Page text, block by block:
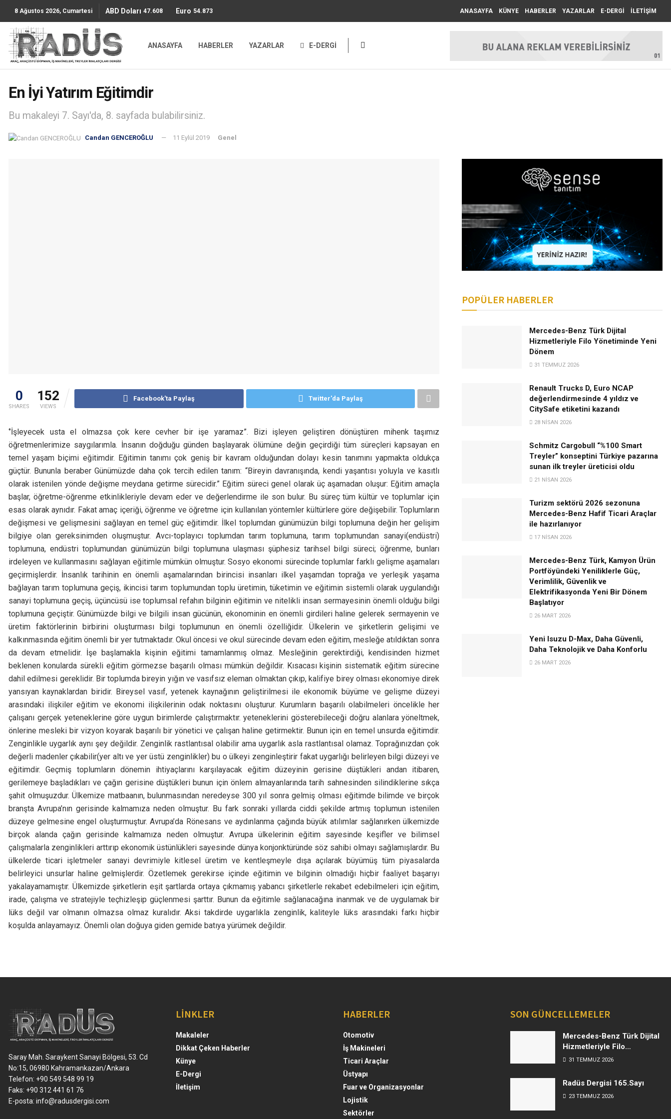
8 Ağustos 2026, Cumartesi ABD Doları 47.6085 Euro 54.8736 ANASAYFA KÜNYE HABERLER YAZARLAR E-DERGİ İLETİŞİM
ANASAYFA HABERLER YAZARLAR E-DERGİ
En İyi Yatırım Eğitimdir
Bu makaleyi 7. Sayı'da, 8. sayfada bulabilirsiniz.
Candan GENCEROĞLU 11 Eylül 2019 Genel
0
SHARES
152
VIEWS
Facebook'ta Paylaş Twitter'da Paylaş
‘’İşleyecek usta el olmazsa çok kere cevher bir işe yaramaz”. Bizi işleyen geliştiren dönüştüren mihenk taşımız
öğretmenlerimize saygılarımla. İnsanın doğduğu günden başlayarak ölümüne değin geçirdiği tüm süreçleri kapsayan en
temel yaşam biçimi eğitimdir. Eğitimin tanımı çok geniş bir kavram olduğundan dolayı kesin tanımını yapmakta oldukça
güçtür. Bununla beraber Günümüzde daha çok tercih edilen tanım: “Bireyin davranışında, kendi yaşantısı yoluyla ve kasıtlı
olarak istenilen yönde değişme meydana getirme sürecidir.” Eğitim süreci genel olarak üç aşamadan oluşur: Eğitim amaçla
başlar, öğretme-öğrenme etkinlikleriyle devam eder ve değerlendirme ile son bulur. Bu süreç tüm kültür ve toplumlar için
esas olarak aynıdır. Fakat amaç içeriği, öğrenme ve öğretme için kullanılan yöntemler kültürlere göre değişebilir. Toplumların
değişmesi ve gelişmesini sağlayan en temel güç eğitimdir. İlkel toplumdan günümüzün bilgi toplumuna değin her gelişim
bilgiye olan gereksinimden oluşmuştur. Avcı-toplayıcı toplumdan tarım toplumuna, tarım toplumundan sanayi(endüstri)
toplumuna, endüstri toplumundan günümüzün bilgi toplumuna ulaşması şüphesiz tarihsel bilgi süreci; öğrenme, bunları
irdeleyen ve kullanmasını sağlayan eğitimle mümkün olmuştur. Sosyo ekonomi sürecinde toplumlar farklı gelişme aşamaları
geçirmişlerdir. İnsanlık tarihinin en önemli aşamalarından birincisi insanları ilkel yaşamdan toprağa ve yerleşik yaşama
bağlayan tarım toplumuna geçiş, ikincisi tarım toplumundan toplu üretimin, tüketimin ve eğitimin sistemli olarak uygulandığı
sanayi toplumuna geçiş, üçüncüsü ise toplumsal refahın bilginin eğitimin ve nitelikli insan sermayesinin önemli olduğu bilgi
toplumuna geçiştir. Günümüzde bilgi ve bilgili insan gücünün, ekonominin en önemli girdileri haline gelerek sermayenin ve
üretim faktörlerinin birbirini oluşturması bilgi toplumunun en önemli özelliğidir. Ülkelerin ve şirketlerin gelişimi ve
kalkınmasında eğitim önemli bir yer tutmaktadır. Okul öncesi ve okul sürecinde devam eden eğitim, mesleğe atıldıktan sonra
da devam etmelidir. İşe başlamakla kişinin eğitimi tamamlanmış olmaz. Mesleğinin gerektirdiği, kendisinden hizmet
beklenen konularda sürekli eğitim görmezse başarılı olması mümkün değildir. Kısacası kişinin sistematik eğitim sürecine
dahil edilmesi gereklidir. Bir toplumda bireyin yığın ve vasıfsız eleman olmaktan çıkıp, kalifiye birey olması ekonomiye direk
yansıyan kaynaklardan biridir. Bireysel vasıf, yetenek kaynağının geliştirilmesi ile ekonomik büyüme ve gelişme düzeyi
arasındaki ilişkiler eğitim ve ekonomi ilişkilerinin odak noktasını oluşturur. Kurumların başarılı olabilmeleri öncelikle her
çalışanı gerçek yeteneklerine göre uygun birimlerde çalıştırmaktır. yeteneklerini gösterebileceği doğru alanlara yöneltmek,
önlerine mesleki bir vizyon koyarak başarılı bir yönetici ve çalışan haline getirmektir. Bunun için en temel unsurda eğitimdir.
Zenginlikle uygarlık aynı şey değildir. Zenginlik rastlantısal olabilir ama uygarlık asla rastlantısal olamaz. Toprağınızdan çok
değerli madenler çıkabilir(yer altı ve yer üstü zenginlikler) bu o ülkeyi zenginleştirir fakat uygarlığı belirleyen bilgi düzeyi ve
eğitimdir. Geçmiş toplumların dönemin ihtiyaçlarını karşılayacak eğitim düzeyinin gerisine düştükleri andan itibaren,
gerilemeye başladıkları ve çağın gerisine düştükleri bunun için önlem almayanlarında tarih sahnesinden silindiklerine sıkça
şahit olmuşuzdur. Ülkemize matbaanın, bulunmasından neredeyse 300 yıl sonra gelmiş olması eğitimde bilimde ve birçok
branşta Avrupa’nın gerisinde kalmamıza neden olmuştur. Bu fark sonraki yıllarda ciddi şekilde artmış toplumun istenilen
düzeye gelmesine engel oluşturmuştur. Avrupa’da Rönesans ve aydınlanma çağında büyük atılımlar sağlanırken ülkemizde
birçok alanda çağın gerisinde kalmamıza neden olmuştur. Avrupa ülkelerinin eğitim sayesinde keşifler ve bilimsel
çalışmalarla zenginlikleri arttırıp ekonomik üstünlükleri sayesinde dünya konjonktüründe söz sahibi olmayı sağlamışlardır. Bu
ülkelerde ticari işletmeler sanayi devrimiyle kitlesel üretim ve kentleşmeyle dışa açılarak büyümüş tüm piyasalarda
belirleyici unsurlar haline gelmişlerdir. Özetlemek gerekirse içinde eğitimin ve bilginin olmadığı hiçbir faaliyet başarıyı
yakalayamamıştır. Ülkemizde şirketlerin eşit şartlarda ortaya çıkmamış yabancı şirketlerle rekabet edebilmeleri için eğitim,
irade, çalışma ve stratejiyle teçhizleşip güçlenmesi şarttır. Bunun da eğitimle sağlanacağına inanmak ve de uygulamak bir
lüks değil var olmanın olmazsa olmaz kuralıdır. Aksi takdirde uygarlıkla zenginlik, kaliteyle lüks arasındaki farkı hiçbir
koşulda anlayamayız. Önemli olan doğuya giden gemide batıya yürümek değildir.
POPÜLER HABERLER
Mercedes-Benz Türk Dijital
Hizmetleriyle Filo Yönetiminde Yeni
Dönem
31 TEMMUZ 2026
Renault Trucks D, Euro NCAP
değerlendirmesinde 4 yıldız ve
CitySafe etiketini kazandı
28 NISAN 2026
Schmitz Cargobull “%100 Smart
Treyler” konseptini Türkiye pazarına
sunan ilk treyler üreticisi oldu
21 NISAN 2026
Turizm sektörü 2026 sezonuna
Mercedes-Benz Hafif Ticari Araçlar
ile hazırlanıyor
17 NISAN 2026
Mercedes-Benz Türk, Kamyon Ürün
Portföyündeki Yeniliklerle Güç,
Verimlilik, Güvenlik ve
Elektrifikasyonda Yeni Bir Dönem
Başlatıyor
26 MART 2026
Yeni Isuzu D-Max, Daha Güvenli,
Daha Teknolojik ve Daha Konforlu
26 MART 2026
Saray Mah. Saraykent Sanayi Bölgesi, 53. Cd
No:15, 06980 Kahramankazan/Ankara
Telefon: +90 549 548 99 19
Faks: +90 312 441 61 76
E-posta: info@radusdergisi.com
LİNKLER
Makaleler
Dikkat Çeken Haberler
Künye
E-Dergi
İletişim
HABERLER
Otomotiv
İş Makineleri
Ticari Araçlar
Üstyapı
Fuar ve Organizasyonlar
Lojistik
Sektörler
SON GÜNCELLEMELER
Mercedes-Benz Türk Dijital
Hizmetleriyle Filo
Yönetiminde Yeni Dönem
31 TEMMUZ 2026
Radüs Dergisi 165.Sayı
23 TEMMUZ 2026